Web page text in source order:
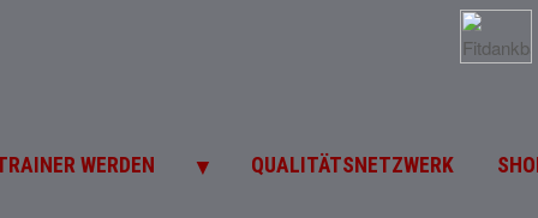
WERDEN ▼ QUALITÄTSNETZWERK